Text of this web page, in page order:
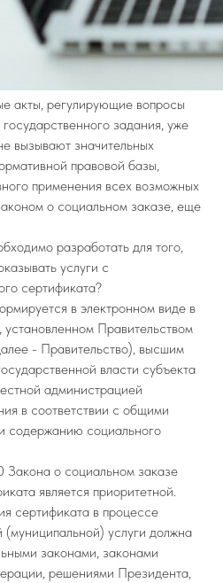
акты, регулирующие вопросы
задания, уже
вызывают значительных
правовой базы,
применения всех возможных
о социальном заказе, еще
разработать для того,
услуги с
сертификата?
в электронном виде в
Правительством
- Правительство), высшим
власти субъекта
администрацией
в соответствии с общими
содержанию социального
Закона о социальном заказе
является приоритетной.
сертификата в процессе
(муниципальной) услуги должна
законами, законами
решениями Президента,